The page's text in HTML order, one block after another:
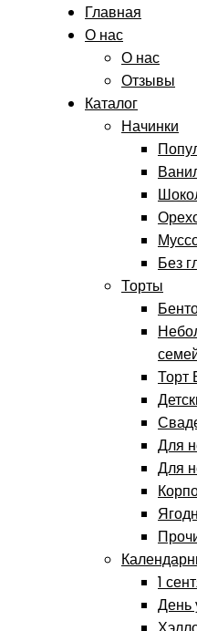
Главная
О нас
О нас
Отзывы
Каталог
Начинки
Без
Торты
Торт
Для
Для
1
День